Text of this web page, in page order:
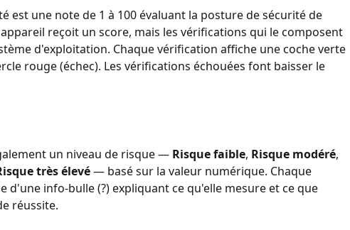
est une note de 1 à 100 évaluant la posture de sécurité de
reçoit un score, mais les vérifications qui le composent
d'exploitation. Chaque vérification affiche une coche verte
rouge (échec). Les vérifications échouées font baisser le
un niveau de risque — Risque faible, Risque modéré,
très élevé — basé sur la valeur numérique. Chaque
d'une info-bulle (?) expliquant ce qu'elle mesure et ce que
réussite.